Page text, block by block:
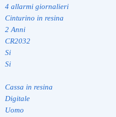
4 allarmi giornalieri
Cinturino in resina
2 Anni
CR2032
Si
Si
Cassa in resina
Digitale
Uomo